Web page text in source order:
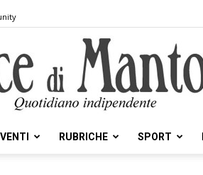
RUBRICHE SPORT